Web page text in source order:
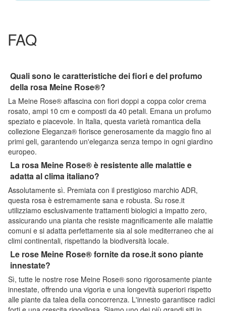
FAQ
Quali sono le caratteristiche dei fiori e del profumo
della rosa Meine Rose®?
La Meine Rose® affascina con fiori doppi a coppa color crema
rosato, ampi 10 cm e composti da 40 petali. Emana un profumo
speziato e piacevole. In Italia, questa varietà romantica della
collezione Eleganza® fiorisce generosamente da maggio fino ai
primi geli, garantendo un'eleganza senza tempo in ogni giardino
europeo.
La rosa Meine Rose® è resistente alle malattie e
adatta al clima italiano?
Assolutamente sì. Premiata con il prestigioso marchio ADR,
questa rosa è estremamente sana e robusta. Su rose.it
utilizziamo esclusivamente trattamenti biologici a impatto zero,
assicurando una pianta che resiste magnificamente alle malattie
comuni e si adatta perfettamente sia al sole mediterraneo che ai
climi continentali, rispettando la biodiversità locale.
Le rose Meine Rose® fornite da rose.it sono piante
innestate?
Sì, tutte le nostre rose Meine Rose® sono rigorosamente piante
innestate, offrendo una vigoria e una longevità superiori rispetto
alle piante da talea della concorrenza. L'innesto garantisce radici